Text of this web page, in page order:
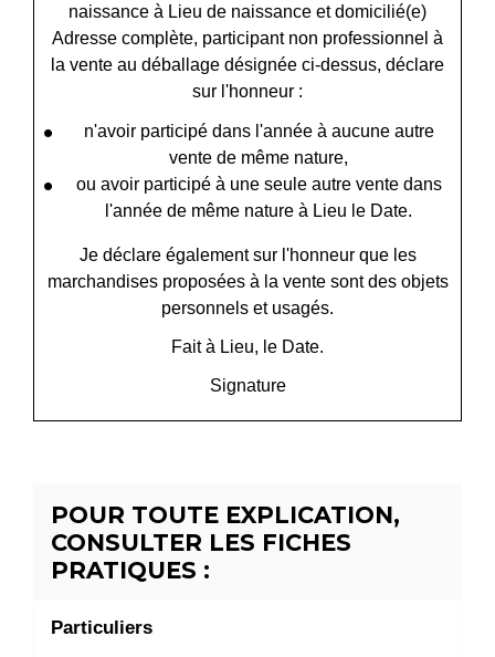
naissance à Lieu de naissance et domicilié(e)
Adresse complète, participant non professionnel à
la vente au déballage désignée ci-dessus, déclare
sur l'honneur :
n'avoir participé dans l'année à aucune autre
vente de même nature,
ou avoir participé à une seule autre vente dans
l'année de même nature à Lieu le Date.
Je déclare également sur l'honneur que les
marchandises proposées à la vente sont des objets
personnels et usagés.
Fait à Lieu, le Date.
Signature
POUR TOUTE EXPLICATION,
CONSULTER LES FICHES
PRATIQUES :
Particuliers